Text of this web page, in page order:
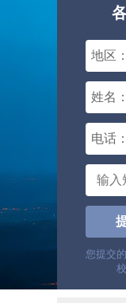
地区：
姓名：
电话：
您提交